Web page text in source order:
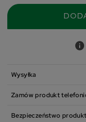
Wysyłka
Zamów produkt
Bezpieczeństwo